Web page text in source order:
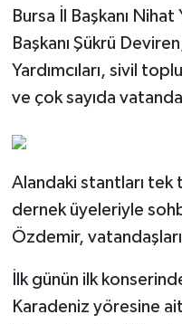
Bursa İl Başkanı
Başkanı Şükrü
Yardımcıları, sivil
ve çok sayıda
Alandaki stantları
dernek üyeleriyle
Özdemir,
İlk günün ilk
Karadeniz yöresine